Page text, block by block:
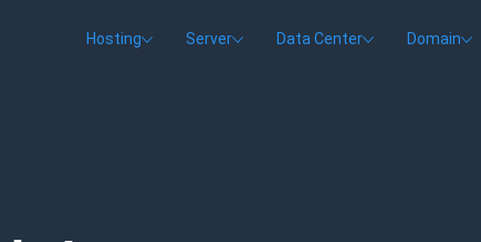
Hosting Server Data Center Domain